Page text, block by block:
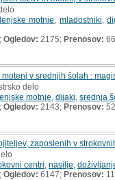
motnje mladostniki ,
Ogledov: 2175; Prenosov: 66
v srednjih šolah :
delo
motnje dijaki srednja
Ogledov: 2143; Prenosov: 52
zaposlenih v
centri nasilje
Ogledov: 6147; Prenosov: